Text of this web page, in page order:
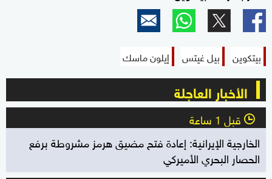
بيتكوين بيل غيتس إيلون ماسك
الأخبار العاجلة
l قبل 1 ساعة
الخارجية الإيرانية: إعادة فتح مضيق هرمز مشروطة برفع
الحصار البحري الأميركي